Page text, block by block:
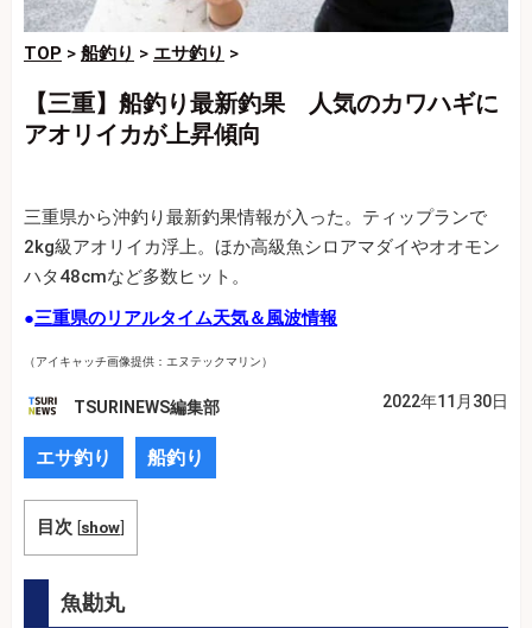
TOP > 船釣り > エサ釣り >
【三重】船釣り最新釣果 人気のカワハギに
アオリイカが上昇傾向
三重県から沖釣り最新釣果情報が入った。ティップランで
2kg級アオリイカ浮上。ほか高級魚シロアマダイやオオモン
ハタ48cmなど多数ヒット。
●三重県のリアルタイム天気＆風波情報
（アイキャッチ画像提供：エヌテックマリン）
TSURINEWS編集部 2022年11月30日
エサ釣り 船釣り
目次 [show]
魚勘丸